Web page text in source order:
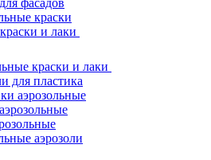
фасадов
краски
и лаки
краски и лаки
для пластика
аэрозольные
аэрозоли